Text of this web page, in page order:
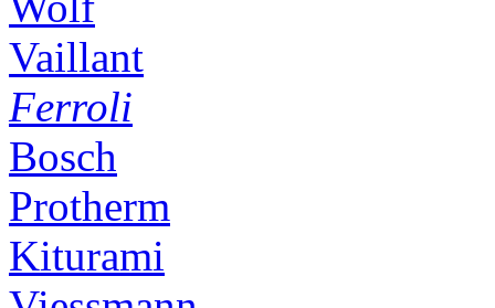
Vaillant
Ferroli
Bosch
Protherm
Kiturami